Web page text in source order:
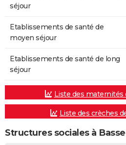
séjour
Etablissements de santé de
moyen séjour
Etablissements de santé de long
séjour
Liste des maternités
Liste des crèches
Structures sociales à